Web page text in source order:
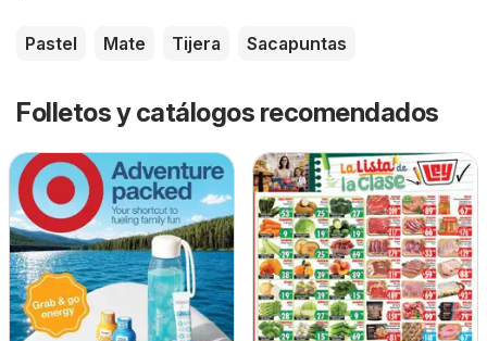
Pastel Mate Tijera Sacapuntas
Folletos y catálogos recomendados